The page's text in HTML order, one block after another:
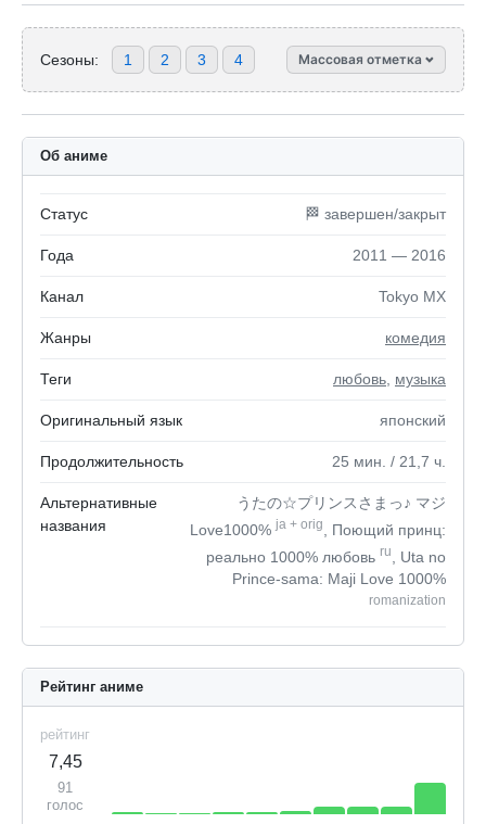
Сезоны: 1 2 3 4 Массовая отметка
Об аниме
Статус 🏁 завершен/закрыт
Года 2011 — 2016
Канал Tokyo MX
Жанры комедия
Теги любовь музыка
Оригинальный язык японский
Продолжительность 25 мин. / 21,7 ч.
Альтернативные
названия
うたの☆プリンスさまっ♪ マジ
Love1000%ja + orig
, Поющий принц:
реально 1000% любовь ru
, Uta no
Prince-sama: Maji Love 1000%
romanization
Рейтинг аниме
рейтинг
7,45
91
голос